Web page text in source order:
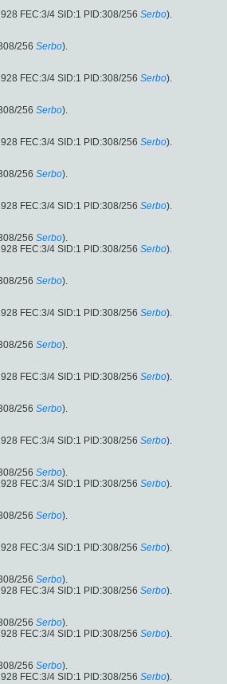
FEC:3/4 SID:1 PID:308/256 Serbo).
256 Serbo).
FEC:3/4 SID:1 PID:308/256 Serbo).
256 Serbo).
FEC:3/4 SID:1 PID:308/256 Serbo).
256 Serbo).
FEC:3/4 SID:1 PID:308/256 Serbo).
256 Serbo).
FEC:3/4 SID:1 PID:308/256 Serbo).
256 Serbo).
FEC:3/4 SID:1 PID:308/256 Serbo).
256 Serbo).
FEC:3/4 SID:1 PID:308/256 Serbo).
256 Serbo).
FEC:3/4 SID:1 PID:308/256 Serbo).
256 Serbo).
FEC:3/4 SID:1 PID:308/256 Serbo).
256 Serbo).
FEC:3/4 SID:1 PID:308/256 Serbo).
256 Serbo).
FEC:3/4 SID:1 PID:308/256 Serbo).
256 Serbo).
FEC:3/4 SID:1 PID:308/256 Serbo).
256 Serbo).
FEC:3/4 SID:1 PID:308/256 Serbo).